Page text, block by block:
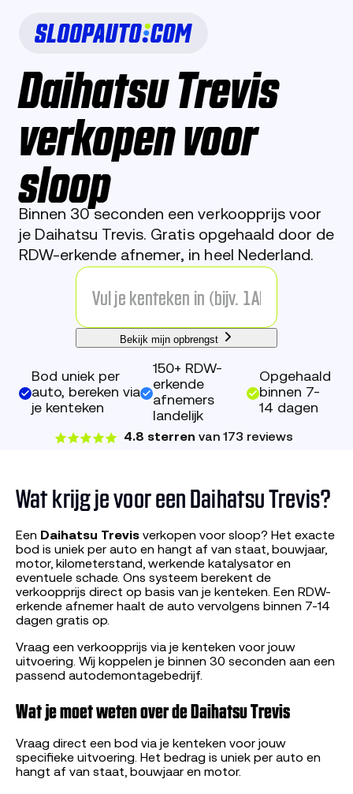
Daihatsu Trevis
verkopen voor
sloop
Binnen 30 seconden een verkoopprijs voor
je Daihatsu Trevis. Gratis opgehaald door de
RDW-erkende afnemer, in heel Nederland.
Bekijk mijn opbrengst
Bod uniek per
auto, bereken via
je kenteken
150+ RDW-
erkende
afnemers
landelijk
Opgehaald
binnen 7-
14 dagen
4.8 sterren van 173 reviews
Wat krijg je voor een Daihatsu Trevis?
Een Daihatsu Trevis verkopen voor sloop? Het exacte
bod is uniek per auto en hangt af van staat, bouwjaar,
motor, kilometerstand, werkende katalysator en
eventuele schade. Ons systeem berekent de
verkoopprijs direct op basis van je kenteken. Een RDW-
erkende afnemer haalt de auto vervolgens binnen 7-14
dagen gratis op.
Vraag een verkoopprijs via je kenteken voor jouw
uitvoering. Wij koppelen je binnen 30 seconden aan een
passend autodemontagebedrijf.
Wat je moet weten over de Daihatsu Trevis
Vraag direct een bod via je kenteken voor jouw
specifieke uitvoering. Het bedrag is uniek per auto en
hangt af van staat, bouwjaar en motor.